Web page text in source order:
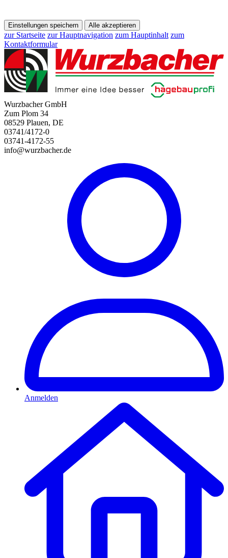
Einstellungen speichern Alle akzeptieren
zur Startseite zur Hauptnavigation zum Hauptinhalt zum
Kontaktformular
Wurzbacher GmbH
Zum Plom 34
08529 Plauen, DE
03741/4172-0
03741-4172-55
info@wurzbacher.de
Anmelden